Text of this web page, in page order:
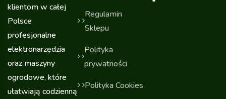
klientom w całej
Polsce
profesjonalne
elektronarzędzia
oraz maszyny
ogrodowe, które
ułatwiają codzienną
Regulamin
Sklepu
Polityka
prywatności
Polityka Cookies